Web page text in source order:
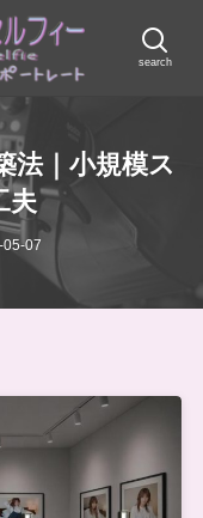
search
法｜小規模ス
夫
07